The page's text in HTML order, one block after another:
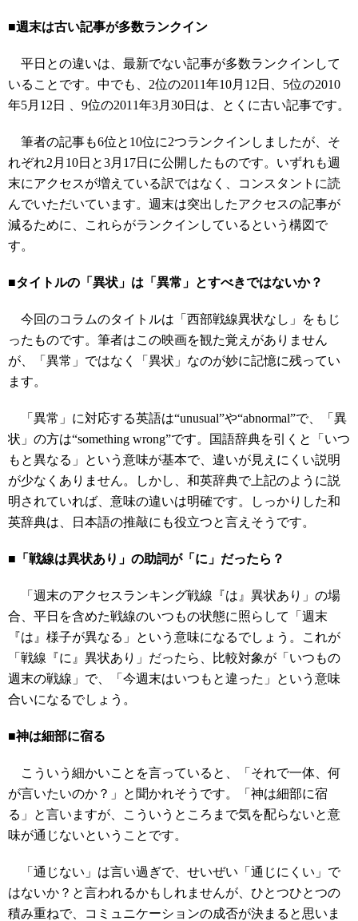
■週末は古い記事が多数ランクイン
平日との違いは、最新でない記事が多数ランクインして
いることです。中でも、2位の2011年10月12日、5位の2010
年5月12日 、9位の2011年3月30日は、とくに古い記事です。
筆者の記事も6位と10位に2つランクインしましたが、そ
れぞれ2月10日と3月17日に公開したものです。いずれも週
末にアクセスが増えている訳ではなく、コンスタントに読
んでいただいています。週末は突出したアクセスの記事が
減るために、これらがランクインしているという構図で
す。
■タイトルの「異状」は「異常」とすべきではないか？
今回のコラムのタイトルは「西部戦線異状なし」をもじ
ったものです。筆者はこの映画を観た覚えがありません
が、「異常」ではなく「異状」なのが妙に記憶に残ってい
ます。
「異常」に対応する英語は“unusual”や“abnormal”で、「異
状」の方は“something wrong”です。国語辞典を引くと「いつ
もと異なる」という意味が基本で、違いが見えにくい説明
が少なくありません。しかし、和英辞典で上記のように説
明されていれば、意味の違いは明確です。しっかりした和
英辞典は、日本語の推敲にも役立つと言えそうです。
■「戦線は異状あり」の助詞が「に」だったら？
「週末のアクセスランキング戦線『は』異状あり」の場
合、平日を含めた戦線のいつもの状態に照らして「週末
『は』様子が異なる」という意味になるでしょう。これが
「戦線『に』異状あり」だったら、比較対象が「いつもの
週末の戦線」で、「今週末はいつもと違った」という意味
合いになるでしょう。
■神は細部に宿る
こういう細かいことを言っていると、「それで一体、何
が言いたいのか？」と聞かれそうです。「神は細部に宿
る」と言いますが、こういうところまで気を配らないと意
味が通じないということです。
「通じない」は言い過ぎで、せいぜい「通じにくい」で
はないか？と言われるかもしれませんが、ひとつひとつの
積み重ねで、コミュニケーションの成否が決まると思いま